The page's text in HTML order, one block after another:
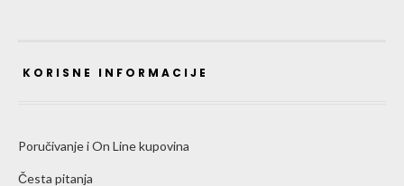
KORISNE INFORMACIJE
Poručivanje i On Line kupovina
Česta pitanja